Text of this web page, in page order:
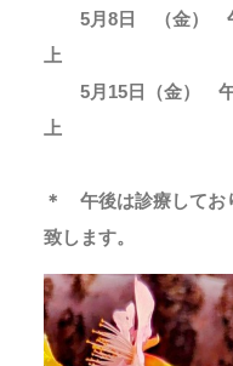
5月8日 （金） 午
上
5月15日（金） 午
上
＊ 午後は診療してお
致します。